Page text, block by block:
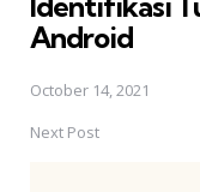
Android
October 14, 2021
Next Post